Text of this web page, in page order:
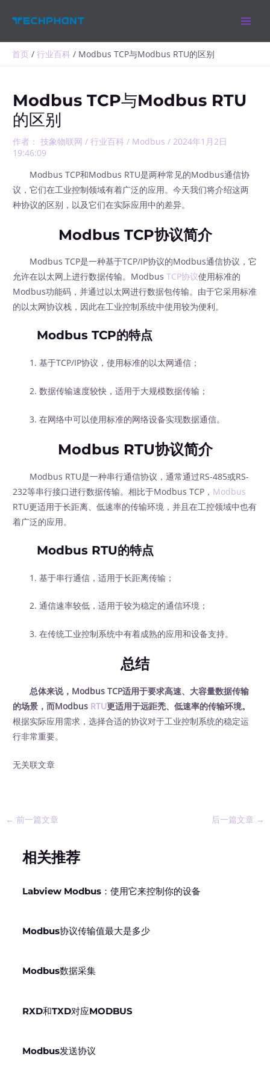
首页 行业百科 Modbus TCP与Modbus RTU的区别
Modbus TCP与Modbus RTU
的区别
作者： 技象物联网/行业百科 / Modbus /2024年1月2日
19:46:09
Modbus TCP和Modbus RTU是两种常见的Modbus通信协
议，它们在工业控制领域有着广泛的应用。今天我们将介绍这两
种协议的区别，以及它们在实际应用中的差异。
Modbus TCP协议简介
Modbus TCP是一种基于TCP/IP协议的Modbus通信协议，它
允许在以太网上进行数据传输。ModbusTCP协议使用标准的
Modbus功能码，并通过以太网进行数据包传输。由于它采用标准
的以太网协议栈，因此在工业控制系统中使用较为便利。
Modbus TCP的特点
1. 基于TCP/IP协议，使用标准的以太网通信；
2. 数据传输速度较快，适用于大规模数据传输；
3. 在网络中可以使用标准的网络设备实现数据通信。
Modbus RTU协议简介
Modbus RTU是一种串行通信协议，通常通过RS-485或RS-
232等串行接口进行数据传输。相比于Modbus TCP， Modbus
RTU更适用于长距离、低速率的传输环境，并且在工控领域中也有
着广泛的应用。
Modbus RTU的特点
1. 基于串行通信，适用于长距离传输；
2. 通信速率较低，适用于较为稳定的通信环境；
3. 在传统工业控制系统中有着成熟的应用和设备支持。
总结
总体来说，Modbus TCP适用于要求高速、大容量数据传输
的场景，而Modbus RTU更适用于远距禿、低速率的传输环境。
根据实际应用需求，选择合适的协议对于工业控制系统的稳定运
行非常重要。
无关联文章
← 前一篇文章 后一篇文章 →
相关推荐
Labview Modbus：使用它来控制你的设备
Modbus协议传输值最大是多少
Modbus数据采集
RXD和TXD对应MODBUS
Modbus发送协议